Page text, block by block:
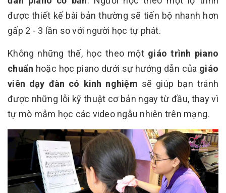
được thiết kế bài bản thường sẽ tiến bộ nhanh hơn
gấp 2 - 3 lần so với người học tự phát.
Không những thế, học theo một giáo trình piano
chuẩn hoặc học piano dưới sự hướng dẫn của giáo
viên dạy đàn có kinh nghiệm sẽ giúp bạn tránh
được những lỗi kỹ thuật cơ bản ngay từ đầu, thay vì
tự mò mẫm học các video ngẫu nhiên trên mạng.